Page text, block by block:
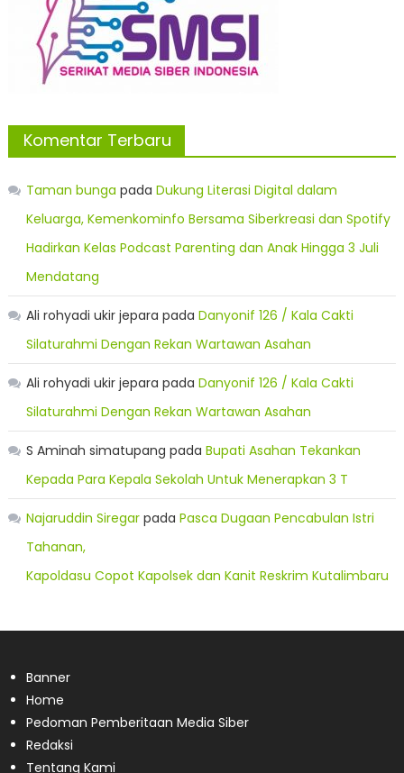
Komentar Terbaru
Taman bunga pada Dukung Literasi Digital dalam
Keluarga, Kemenkominfo Bersama Siberkreasi dan Spotify
Hadirkan Kelas Podcast Parenting dan Anak Hingga 3 Juli
Mendatang
Ali rohyadi ukir jepara pada Danyonif 126 / Kala Cakti
Silaturahmi Dengan Rekan Wartawan Asahan
Ali rohyadi ukir jepara pada Danyonif 126 / Kala Cakti
Silaturahmi Dengan Rekan Wartawan Asahan
S Aminah simatupang pada Bupati Asahan Tekankan
Kepada Para Kepala Sekolah Untuk Menerapkan 3 T
Najaruddin Siregarpada Pasca Dugaan Pencabulan Istri
Tahanan,
Kapoldasu Copot Kapolsek dan Kanit Reskrim Kutalimbaru
Banner
Home
Pedoman Pemberitaan Media Siber
Redaksi
Tentang Kami